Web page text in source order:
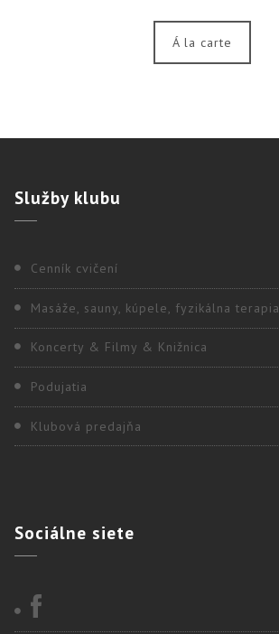
Á la carte
Službyklubu
Cenník cvičení
Masáže, sauny, kúpele, fyzikálna terapia
Koncerty & Filmy & Knižnica
Podujatia
Klubová predajňa
Sociálne siete